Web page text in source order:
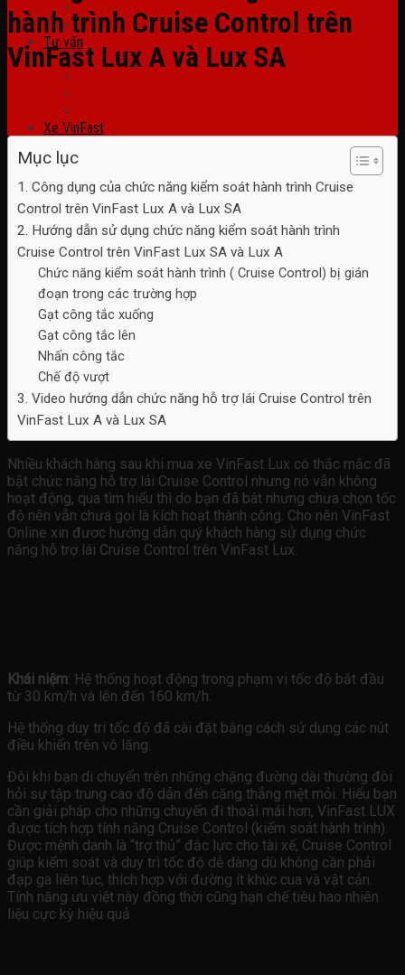
Bảng giá
Chương trình khuyến mãi
Tư vấn
Dự tính chi phí
Xe VinFast
VinFast VF6
VinFast VF7
VinFast VF8
Liên hệ
Đánh giá xe
Phụ tùng
Phụ tùng và phụ kiện
hành trình Cruise Control trên
VinFast Lux A và Lux SA
Mục lục
1. Công dụng của chức năng kiểm soát hành trình Cruise
Control trên VinFast Lux A và Lux SA
2. Hướng dẫn sử dụng chức năng kiểm soát hành trình
Cruise Control trên VinFast Lux SA và Lux A
Chức năng kiểm soát hành trình ( Cruise Control) bị gián
đoạn trong các trường hợp
Gạt công tắc xuống
Gạt công tắc lên
Nhấn công tắc
Chế độ vượt
3. Video hướng dẫn chức năng hỗ trợ lái Cruise Control trên
VinFast Lux A và Lux SA
Nhiều khách hàng sau khi mua xe VinFast Lux có thắc mắc đã
bật chức năng hỗ trợ lái Cruise Control nhưng nó vẫn không
hoạt động, qua tìm hiểu thì do bạn đã bât nhưng chưa chọn tốc
độ nên vẫn chưa gọi là kích hoạt thành công. Cho nên VinFast
Online xin đươc hướng dẫn quý khách hàng sử dụng chức
năng hỗ trợ lái Cruise Control trên VinFast Lux.
Khái niệm: Hệ thống hoạt động trong phạm vi tốc độ bắt đầu
từ 30 km/h và lên đến 160 km/h.
Hệ thống duy tri tốc độ đã cài đặt bằng cách sử dụng các nút
điều khiển trên vô lăng.
Đôi khi bạn di chuyển trên những chặng đường dài thường đòi
hỏi sự tập trung cao độ dẫn đến căng thẳng mệt mỏi. Hiểu bạn
cần giải pháp cho những chuyến đi thoải mái hơn, VinFast LUX
được tích hợp tính năng Cruise Control (kiểm soát hành trình).
Được mệnh danh là “trợ thủ” đắc lực cho tài xế, Cruise Control
giúp kiểm soát và duy trì tốc độ dễ dàng dù không cần phải
đạp ga liên tục, thích hợp với đường ít khúc cua và vật cản.
Tính năng ưu việt này đồng thời cũng hạn chế tiêu hao nhiên
liệu cực kỳ hiệu quả